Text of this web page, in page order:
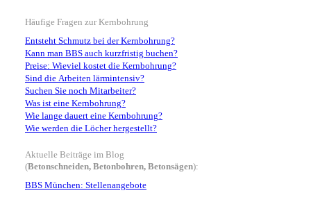
Häufige Fragen zur Kernbohrung
Entsteht Schmutz bei der Kernbohrung?
Kann man BBS auch kurzfristig buchen?
Preise: Wieviel kostet die Kernbohrung?
Sind die Arbeiten lärmintensiv?
Suchen Sie noch Mitarbeiter?
Was ist eine Kernbohrung?
Wie lange dauert eine Kernbohrung?
Wie werden die Löcher hergestellt?
Aktuelle Beiträge im Blog
(Betonschneiden, Betonbohren, Betonsägen):
BBS München: Stellenangebote